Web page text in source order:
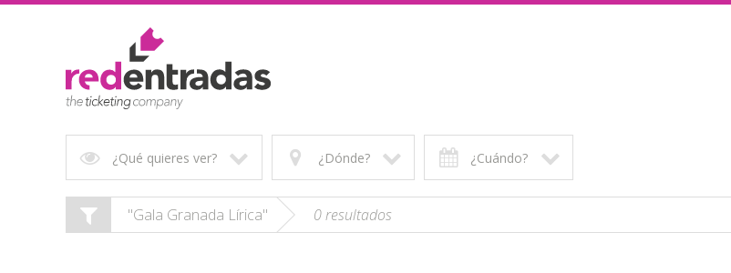
¿Qué quieres ver? ¿Dónde? ¿Cuándo?
"Gala Granada Lírica" 0 resultados